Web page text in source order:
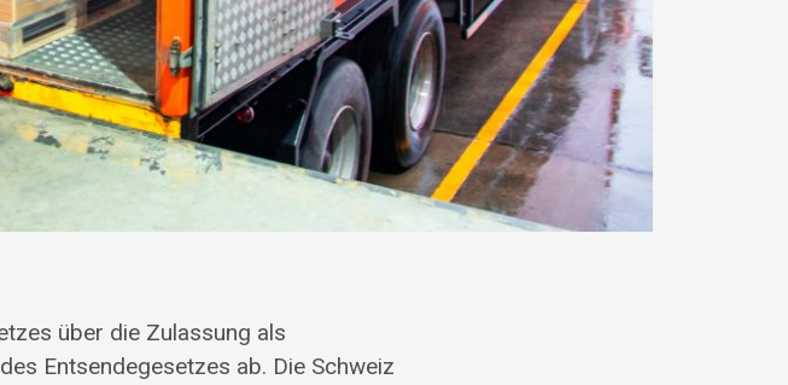
über die Zulassung als
Entsendegesetzes ab. Die Schweiz